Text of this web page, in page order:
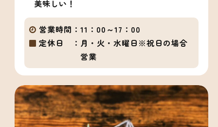
美味しい！
営業時間： 11：00～17：00
定休日 ： 月・火・水曜日※祝日の場合
営業